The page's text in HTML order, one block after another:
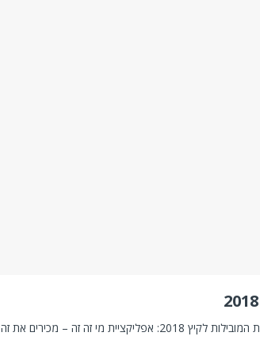
אם גם אתם מכורים לאפליקציות, הנה שבע האפליקציות המובילות לקיץ 2018: אפליקציית מי זה זה – מכירים את זה